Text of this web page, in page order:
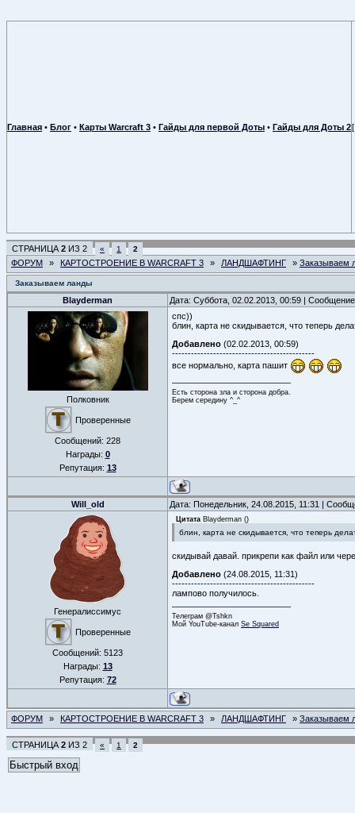
Главная • Блог • Карты Warcraft 3 • Гайды для первой Доты • Гайды для Доты 2
СТРАНИЦА 2 ИЗ 2 « 1 2
ФОРУМ » КАРТОСТРОЕНИЕ В WARCRAFT 3 » ЛАНДШАФТИНГ » Заказываем
Заказываем ланды
Blayderman Дата: Суббота, 02.02.2013, 00:59 |
Полковник
Проверенные
Сообщений: 228
Награды: 0
Репутация: 13
спс))
блин, карта не скидывается, что теперь
Добавлено (02.02.2013, 00:59)
---------------------------------------------
все нормально, карта пашит
Есть сторона зла и сторона добра.
Берем середину ^_^
Will_old Дата: Понедельник, 24.08.2015, 11:31 |
Генералиссимус
Проверенные
Сообщений: 5123
Награды: 13
Репутация: 72
Цитата Blayderman ()
блин, карта не скидывается, что теперь
скидывай давай. прикрепи как файл или
Добавлено (24.08.2015, 11:31)
---------------------------------------------
лампово получилось.
Телеграм @Tshkn
Мой YouTube-канал Se Squared
ФОРУМ » КАРТОСТРОЕНИЕ В WARCRAFT 3 » ЛАНДШАФТИНГ » Заказываем
СТРАНИЦА 2 ИЗ 2 « 1 2